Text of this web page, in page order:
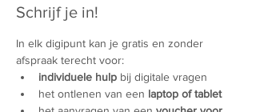
Schrijf je in!
In elk digipunt kan je gratis en zonder
afspraak terecht voor:
individuele hulp bij digitale vragen
het ontlenen van een laptop of tablet